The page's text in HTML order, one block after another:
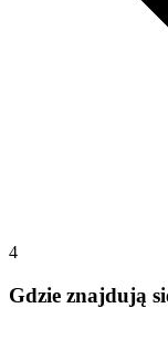
4
Gdzie znajdują